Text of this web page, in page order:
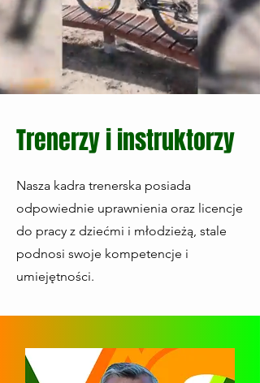
Trenerzy i instruktorzy
Nasza kadra trenerska posiada
odpowiednie uprawnienia oraz licencje
do pracy z dziećmi i młodzieżą, stale
podnosi swoje kompetencje i
umiejętności.